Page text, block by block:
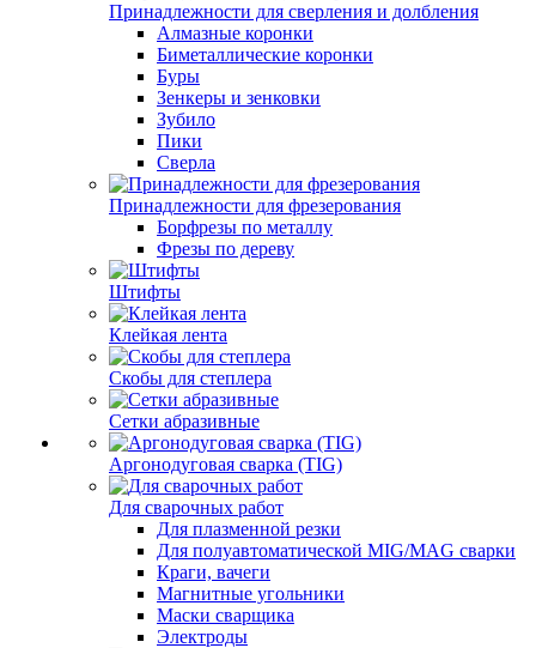
Принадлежности для сверления и долбления
Алмазные коронки
Биметаллические коронки
Буры
Зенкеры и зенковки
Зубило
Пики
Сверла
Принадлежности для фрезерования
Борфрезы по металлу
Фрезы по дереву
Штифты
Клейкая лента
Скобы для степлера
Сетки абразивные
Аргонодуговая сварка (TIG)
Для сварочных работ
Для плазменной резки
Для полуавтоматической MIG/MAG сварки
Краги, вачеги
Магнитные угольники
Маски сварщика
Электроды